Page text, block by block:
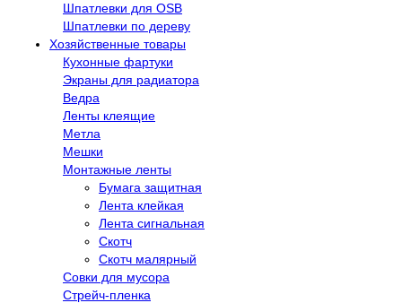
Шпатлевки для OSB
Шпатлевки по дереву
Хозяйственные товары
Кухонные фартуки
Экраны для радиатора
Ведра
Ленты клеящие
Метла
Мешки
Монтажные ленты
Бумага защитная
Лента клейкая
Лента сигнальная
Скотч
Скотч малярный
Совки для мусора
Стрейч-пленка